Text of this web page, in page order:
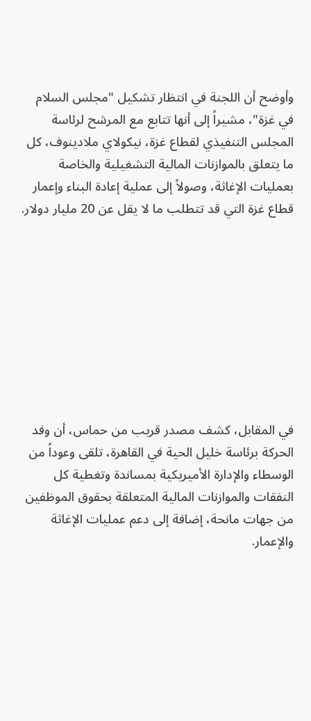
وأوضح أن اللجنة في انتظار تشكيل "مجلس السلام
في غزة"، مشيراً إلى أنها تتابع مع المرشح لرئاسة
المجلس التنفيذي لقطاع غزة، نيكولاي ملادينوف، كل
ما يتعلق بالموازنات المالية التشغيلية والخاصة
بعمليات الإغاثة، وصولاً إلى عملية إعادة البناء وإعمار
قطاع غزة التي قد تتطلب ما لا يقل عن 20 مليار دولار.
في المقابل، كشف مصدر قريب من حماس، أن وفد
الحركة برئاسة خليل الحية في القاهرة، تلقى وعوداً من
الوسطاء والإدارة الأميريكية بمساندة وتغطية كل
النفقات والموازنات المالية المتعلقة بحقوق الموظفين
من جهات مانحة، إضافة إلى دعم عمليات الإغاثة
والإعمار.